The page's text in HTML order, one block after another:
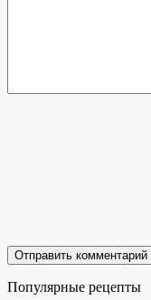
Популярные рецепты